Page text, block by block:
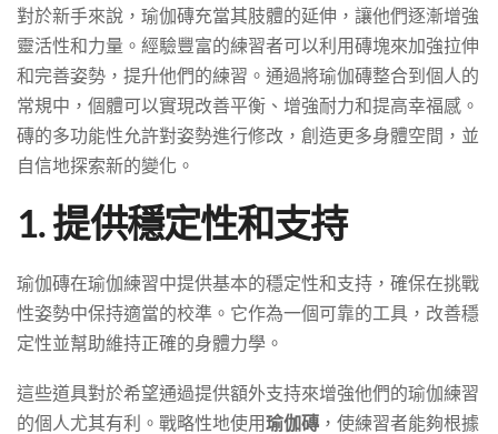
對於新手來說，瑜伽磚充當其肢體的延伸，讓他們逐漸增強
靈活性和力量。經驗豐富的練習者可以利用磚塊來加強拉伸
和完善姿勢，提升他們的練習。通過將瑜伽磚整合到個人的
常規中，個體可以實現改善平衡、增強耐力和提高幸福感。
磚的多功能性允許對姿勢進行修改，創造更多身體空間，並
自信地探索新的變化。
1. 提供穩定性和支持
瑜伽磚在瑜伽練習中提供基本的穩定性和支持，確保在挑戰
性姿勢中保持適當的校準。它作為一個可靠的工具，改善穩
定性並幫助維持正確的身體力學。
這些道具對於希望通過提供額外支持來增強他們的瑜伽練習
的個人尤其有利。戰略性地使用瑜伽磚 ，使練習者能夠根據